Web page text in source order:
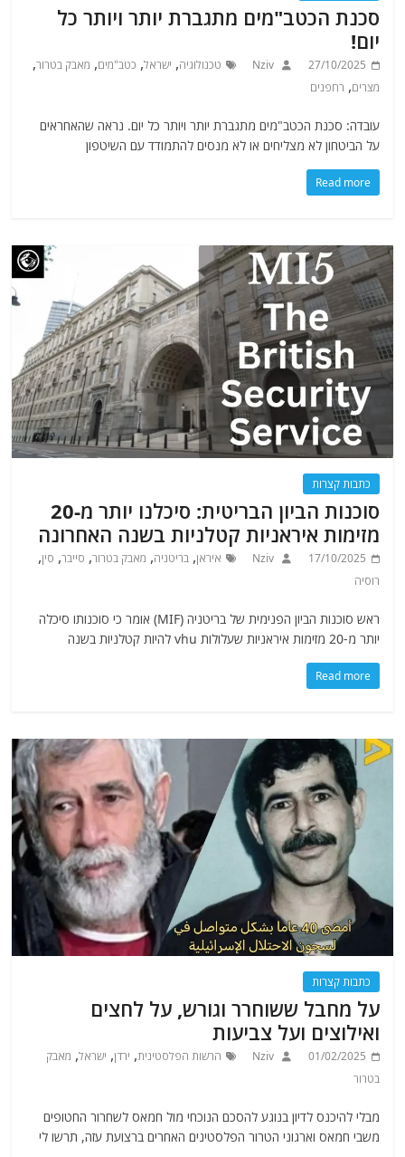
סכנת הכטב"מים מתגברת יותר ויותר כל
יום!
27/10/2025
Nziv טכנולוגיה, ישראל, כטב"מים, מאבק בטרור,
מצרים, רחפנים
עובדה: סכנת הכטב"מים מתגברת יותר ויותר כל יום. נראה שהאחראים
על הביטחון לא מצליחים או לא מנסים להתמודד עם השיטפון
Read more
כתבות קצרות
סוכנות הביון הבריטית: סיכלנו יותר מ-20
מזימות איראניות קטלניות בשנה האחרונה
17/10/2025
Nziv איראן,בריטניה, מאבק בטרור, סייבר, סין,
רוסיה
ראש סוכנות הביון הפנימית של בריטניה (MIF) אומר כי סוכנותו סיכלה
יותר מ-20 מזימות איראניות שעלולות vhu להיות קטלניות בשנה
Read more
כתבות קצרות
על מחבל ששוחרר וגורש, על לחצים
ואילוצים ועל צביעות
01/02/2025
Nziv הרשות הפלסטינית, ירדן, ישראל, מאבק
בטרור
מבלי להיכנס לדיון בנוגע להסכם הנוכחי מול חמאס לשחרור החטופים
משבי חמאס וארגוני הטרור הפלסטינים האחרים ברצועת עזה, תרשו לי